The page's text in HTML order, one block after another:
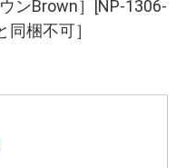
ンBrown］[NP-1306-
梱不可］